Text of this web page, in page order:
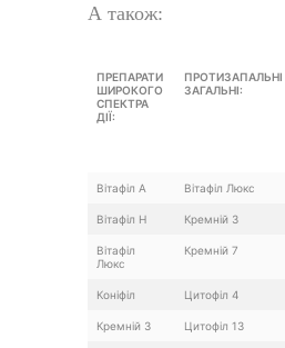
А також:
ПРЕПАРАТИ
ШИРОКОГО
СПЕКТРА
ДІЇ:
ПРОТИЗАПАЛЬНІ
ЗАГАЛЬНІ:
Вітафіл А Вітафіл Люкс
Вітафіл Н Кремній 3
Вітафіл
Люкс
Кремній 7
Коніфіл Цитофіл 4
Кремній 3 Цитофіл 13